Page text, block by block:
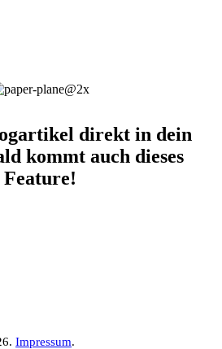
direkt in dein
kommt auch dieses
Feature!
Impressum.